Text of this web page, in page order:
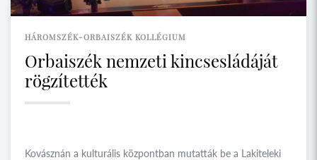
HÁROMSZÉK-ORBAISZÉK KOLLÉGIUM
Orbaiszék nemzeti kincsesládáját
rögzítették
Kovásznán a kulturális központban mutatták be a Lakiteleki